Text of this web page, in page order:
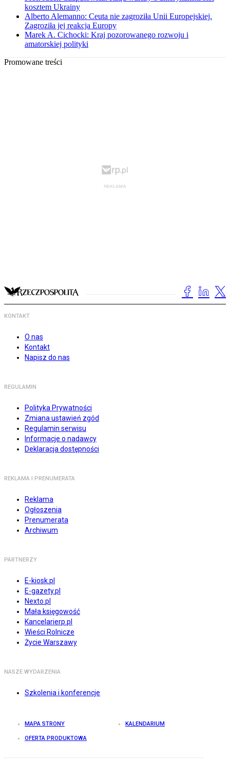
kosztem Ukrainy
Alberto Alemanno: Ceuta nie zagroziła Unii Europejskiej.
Zagroziła jej reakcja Europy
Marek A. Cichocki: Kraj pozorowanego rozwoju i
amatorskiej polityki
Promowane treści
KONTAKT
O nas
Kontakt
Napisz do nas
REGULAMIN
Polityka Prywatności
Zmiana ustawień zgód
Regulamin serwisu
Informacje o nadawcy
Deklaracja dostępności
REKLAMA I PRENUMERATA
Reklama
Ogłoszenia
Prenumerata
Archiwum
PARTNERZY
E-kiosk.pl
E-gazety.pl
Nexto.pl
Mała księgowość
Kancelarierp.pl
Wieści Rolnicze
Życie Warszawy
NASZE WYDARZENIA
Szkolenia i konferencje
MAPA STRONY KALENDARIUM
OFERTA PRODUKTOWA